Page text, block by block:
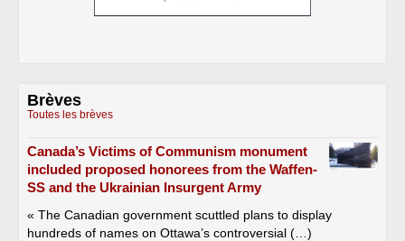
Brèves
Toutes les brèves
Canada’s Victims of Communism monument
included proposed honorees from the Waffen-
SS and the Ukrainian Insurgent Army
« The Canadian government scuttled plans to display
hundreds of names on Ottawa’s controversial (…)